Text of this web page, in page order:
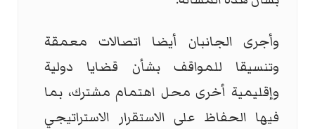
وأجرى الجانبان أيضا اتصالات معمقة
وتنسيقا للمواقف بشأن قضايا دولية
وإقليمية أخرى محل اهتمام مشترك، بما
فيها الحفاظ على الاستقرار الاستراتيجي